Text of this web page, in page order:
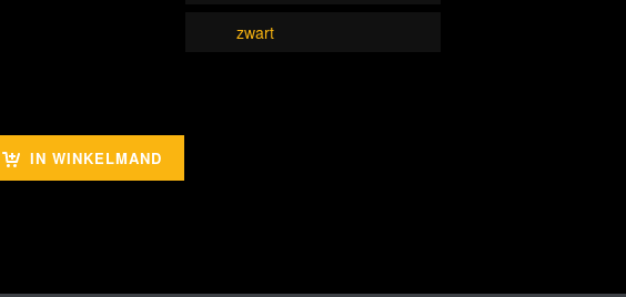
zwart
IN WINKELMAND